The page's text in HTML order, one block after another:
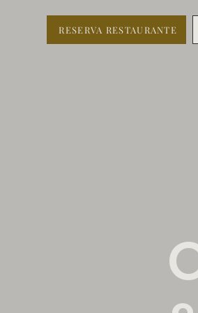
RESERVA RESTAURANTE